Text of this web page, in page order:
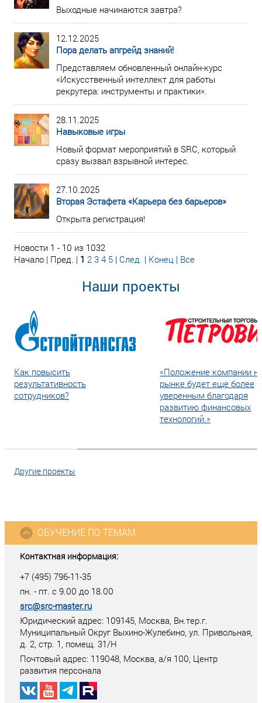
Выходные начинаются завтра?
12.12.2025
Пора делать апгрейд знаний!
Представляем обновленный онлайн-курс
«Искусственный интеллект для работы
рекрутера: инструменты и практики».
28.11.2025
Навыковые игры
Новый формат мероприятий в SRC, который
сразу вызвал взрывной интерес.
27.10.2025
Вторая Эстафета «Карьера без барьеров»
Открыта регистрация!
Новости 1 - 10 из 1032
Начало | Пред. | 1 2 3 4 5 | След. | Конец | Все
Наши проекты
Как повысить
результативность
сотрудников?
«Положение компании
рынке будет еще более
уверенным благодаря
развитию финансовых
технологий.»
Другие проекты
Контактная информация:
+7 (495) 796-11-35
пн. - пт. с 9.00 до 18.00
src@src-master.ru
Юридический адрес: 109145, Москва, Вн.тер.г.
Муниципальный Округ Выхино-Жулебино, ул. Привольная,
д. 2, стр. 1, помещ. 31/Н
Почтовый адрес: 119048, Москва, а/я 100, Центр
развития персонала
ОБУЧЕНИЕ ПО ТЕМАМ